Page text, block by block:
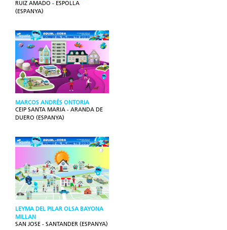
RUIZ AMADO - ESPOLLA
(ESPANYA)
MARCOS ANDRÉS ONTORIA
CEIP SANTA MARIA - ARANDA DE
DUERO (ESPANYA)
LEYMA DEL PILAR OLSA BAYONA
MILLAN
SAN JOSE - SANTANDER (ESPANYA)